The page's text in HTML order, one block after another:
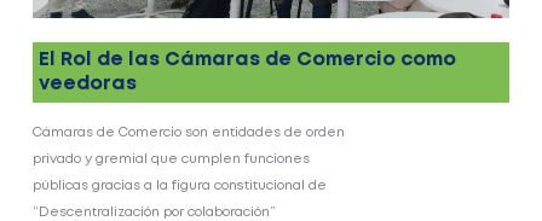
El Rol de las Cámaras de Comercio como
veedoras
Cámaras de Comercio son entidades de orden
privado y gremial que cumplen funciones
públicas gracias a la figura constitucional de
“Descentralización por colaboración”